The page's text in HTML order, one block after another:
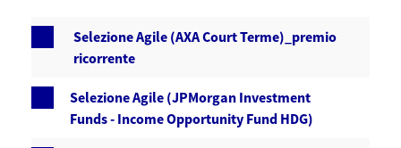
Selezione Agile (AXA Court Terme)_premio
ricorrente
Selezione Agile (JPMorgan Investment
Funds - Income Opportunity Fund HDG)